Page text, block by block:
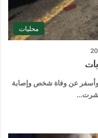
محليات
وأسفر عن وفاة شخص وإصابة